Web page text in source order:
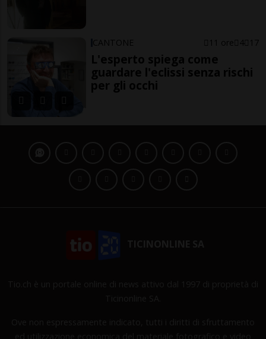
CANTONE 11 ore 4 17
L'esperto spiega come
guardare l'eclissi senza rischi
per gli occhi